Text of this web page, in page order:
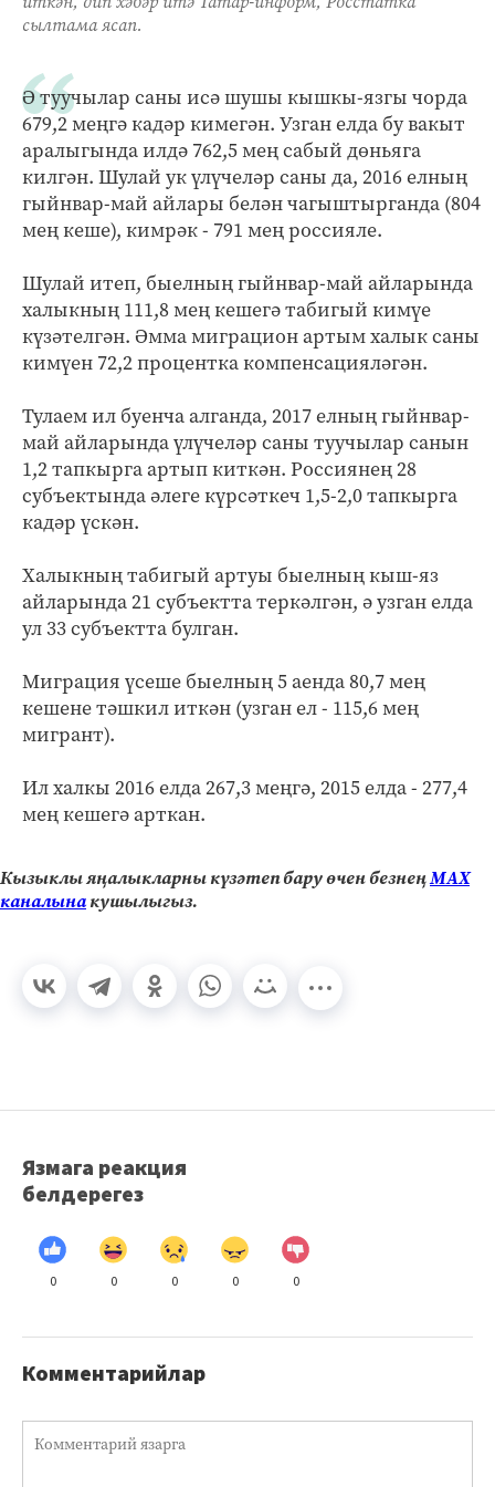
сылтама ясап.
Ә туучылар саны исә шушы кышкы-язгы чорда
679,2 меңгә кадәр кимегән. Узган елда бу вакыт
аралыгында илдә 762,5 мең сабый дөньяга
килгән. Шулай ук үлүчеләр саны да, 2016 елның
гыйнвар-май айлары белән чагыштырганда (804
мең кеше), кимрәк - 791 мең россияле.
Шулай итеп, быелның гыйнвар-май айларында
халыкның 111,8 мең кешегә табигый кимүе
күзәтелгән. Әмма миграцион артым халык саны
кимүен 72,2 процентка компенсацияләгән.
Тулаем ил буенча алганда, 2017 елның гыйнвар-
май айларында үлүчеләр саны туучылар санын
1,2 тапкырга артып киткән. Россиянең 28
субъектында әлеге күрсәткеч 1,5-2,0 тапкырга
кадәр үскән.
Халыкның табигый артуы быелның кыш-яз
айларында 21 субъектта теркәлгән, ә узган елда
ул 33 субъектта булган.
Миграция үсеше быелның 5 аенда 80,7 мең
кешене тәшкил иткән (узган ел - 115,6 мең
мигрант).
Ил халкы 2016 елда 267,3 меңгә, 2015 елда - 277,4
мең кешегә арткан.
Кызыклы яңалыкларны күзәтеп бару өчен безнеңМАХ
каналынакушылыгыз.
Язмага реакция
белдерегез
0 0 0 0 0
Комментарийлар